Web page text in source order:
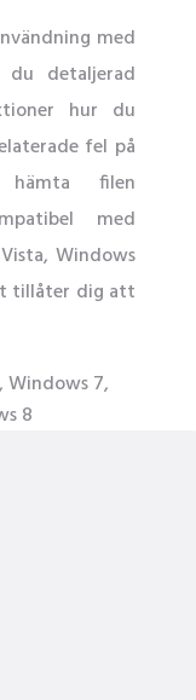
med
du detaljerad
hur du
fel på
filen
med
Windows
tillåter dig att
Windows 7,
8